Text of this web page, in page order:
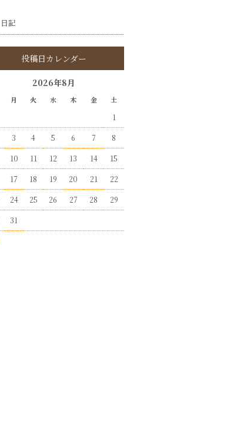
日記
投稿日カレンダー
2026年8月
月 火 水 木 金 土
1
3 4 5 6 7 8
10 11 12 13 14 15
17 18 19 20 21 22
24 25 26 27 28 29
31